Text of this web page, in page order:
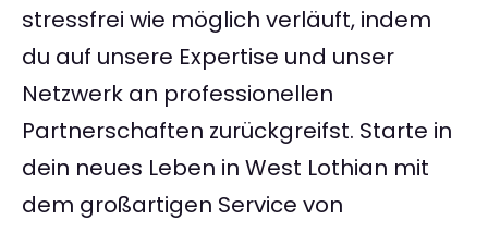
stressfrei wie möglich verläuft, indem
du auf unsere Expertise und unser
Netzwerk an professionellen
Partnerschaften zurückgreifst. Starte in
dein neues Leben in West Lothian mit
dem großartigen Service von